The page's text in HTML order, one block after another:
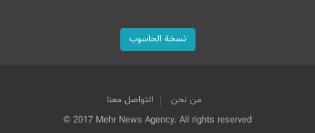
نسخة الحاسوب
من نحن
التواصل معنا
© 2017 Mehr News Agency. All rights reserved